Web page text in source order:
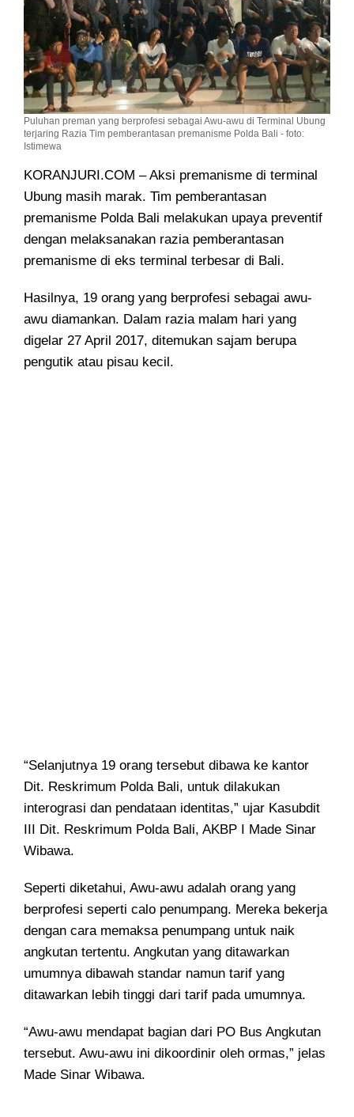
Puluhan preman yang berprofesi sebagai Awu-awu di Terminal Ubung
terjaring Razia Tim pemberantasan premanisme Polda Bali - foto:
Istimewa
KORANJURI.COM – Aksi premanisme di terminal
Ubung masih marak. Tim pemberantasan
premanisme Polda Bali melakukan upaya preventif
dengan melaksanakan razia pemberantasan
premanisme di eks terminal terbesar di Bali.
Hasilnya, 19 orang yang berprofesi sebagai awu-
awu diamankan. Dalam razia malam hari yang
digelar 27 April 2017, ditemukan sajam berupa
pengutik atau pisau kecil.
“Selanjutnya 19 orang tersebut dibawa ke kantor
Dit. Reskrimum Polda Bali, untuk dilakukan
interograsi dan pendataan identitas,” ujar Kasubdit
III Dit. Reskrimum Polda Bali, AKBP I Made Sinar
Wibawa.
Seperti diketahui, Awu-awu adalah orang yang
berprofesi seperti calo penumpang. Mereka bekerja
dengan cara memaksa penumpang untuk naik
angkutan tertentu. Angkutan yang ditawarkan
umumnya dibawah standar namun tarif yang
ditawarkan lebih tinggi dari tarif pada umumnya.
“Awu-awu mendapat bagian dari PO Bus Angkutan
tersebut. Awu-awu ini dikoordinir oleh ormas,” jelas
Made Sinar Wibawa.